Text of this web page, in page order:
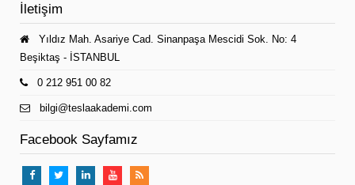
İletişim
Yıldız Mah. Asariye Cad. Sinanpaşa Mescidi Sok. No: 4
Beşiktaş - İSTANBUL
0 212 951 00 82
bilgi@teslaakademi.com
Facebook Sayfamız